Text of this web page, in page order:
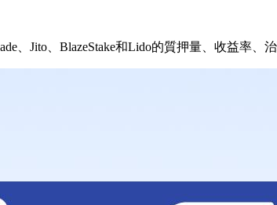
、Jito、BlazeStake和Lido的質押量、收益率、